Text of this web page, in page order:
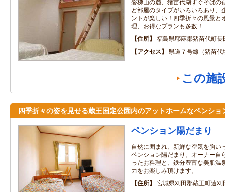
磐梯山の麓、猪苗代湖すぐそばの
ど部屋のタイプがいろいろあり、
ントが楽しい！四季折々の風景と
理、お得なプランも多数！
住所
福島県耶麻郡猪苗代町
アクセス
県道７号線（猪苗
この施
四季折々の姿を見せる蔵王国定公園内のアットホームなペンショ
ペンション陽だまり
自然に囲まれ、新鮮な空気を胸い
ペンション陽だまり。オーナー自
ったお料理と、鉄分豊富な美肌温
力をお楽しみ頂けます。
住所
宮城県刈田郡蔵王町遠